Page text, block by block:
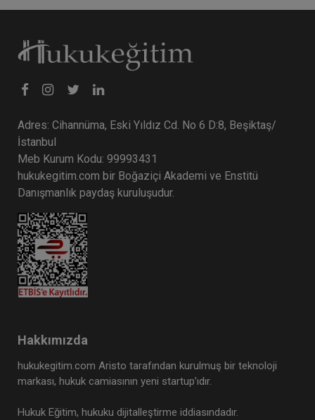
Adres: Cihannüma, Eski Yıldız Cd. No 6 D:8, Beşiktaş/
İstanbul
Meb Kurum Kodu: 99993431
hukukegitim.com bir Boğaziçi Akademi ve Enstitü
Danışmanlık paydaş kuruluşudur.
Hakkımızda
hukukegitim.com Aristo tarafından kurulmuş bir teknoloji
markası, hukuk camiasının yeni startup’ıdır.
Hukuk Eğitim, hukuku dijitalleştirme iddiasındadır.